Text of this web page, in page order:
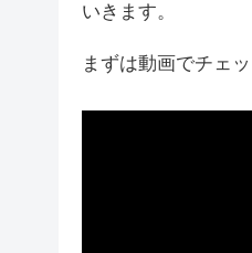
いきます。
まずは動画でチェ